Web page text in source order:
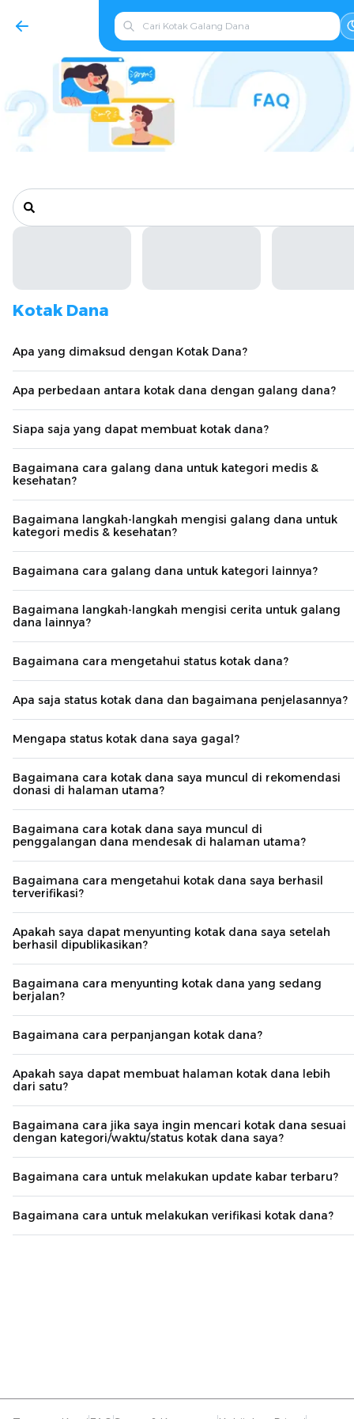
Kotak Dana
Apa yang dimaksud dengan Kotak Dana?
Apa perbedaan antara kotak dana dengan galang dana?
Siapa saja yang dapat membuat kotak dana?
Bagaimana cara galang dana untuk kategori medis &
kesehatan?
Bagaimana langkah-langkah mengisi galang dana untuk
kategori medis & kesehatan?
Bagaimana cara galang dana untuk kategori lainnya?
Bagaimana langkah-langkah mengisi cerita untuk galang
dana lainnya?
Bagaimana cara mengetahui status kotak dana?
Apa saja status kotak dana dan bagaimana penjelasannya?
Mengapa status kotak dana saya gagal?
Bagaimana cara kotak dana saya muncul di rekomendasi
donasi di halaman utama?
Bagaimana cara kotak dana saya muncul di
penggalangan dana mendesak di halaman utama?
Bagaimana cara mengetahui kotak dana saya berhasil
terverifikasi?
Apakah saya dapat menyunting kotak dana saya setelah
berhasil dipublikasikan?
Bagaimana cara menyunting kotak dana yang sedang
berjalan?
Bagaimana cara perpanjangan kotak dana?
Apakah saya dapat membuat halaman kotak dana lebih
dari satu?
Bagaimana cara jika saya ingin mencari kotak dana sesuai
dengan kategori/waktu/status kotak dana saya?
Bagaimana cara untuk melakukan update kabar terbaru?
Bagaimana cara untuk melakukan verifikasi kotak dana?